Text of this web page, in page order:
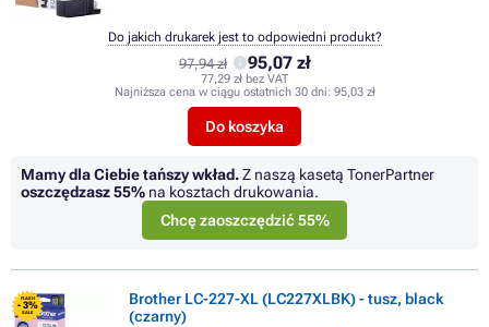
97,94 zł 95,07 zł
77,29 zł bez VAT
Najniższa cena w ciągu ostatnich 30 dni: 95,03 zł
Do koszyka
Do jakich drukarek jest to odpowiedni produkt?
Mamy dla Ciebie tańszy wkład.Z naszą kasetą TonerPartner
oszczędzasz55% na kosztach drukowania.
Chcę zaoszczędzić 55%
FLASH
- 3%
SALE
Brother LC-227-XL (LC227XLBK) - tusz, black
(czarny)